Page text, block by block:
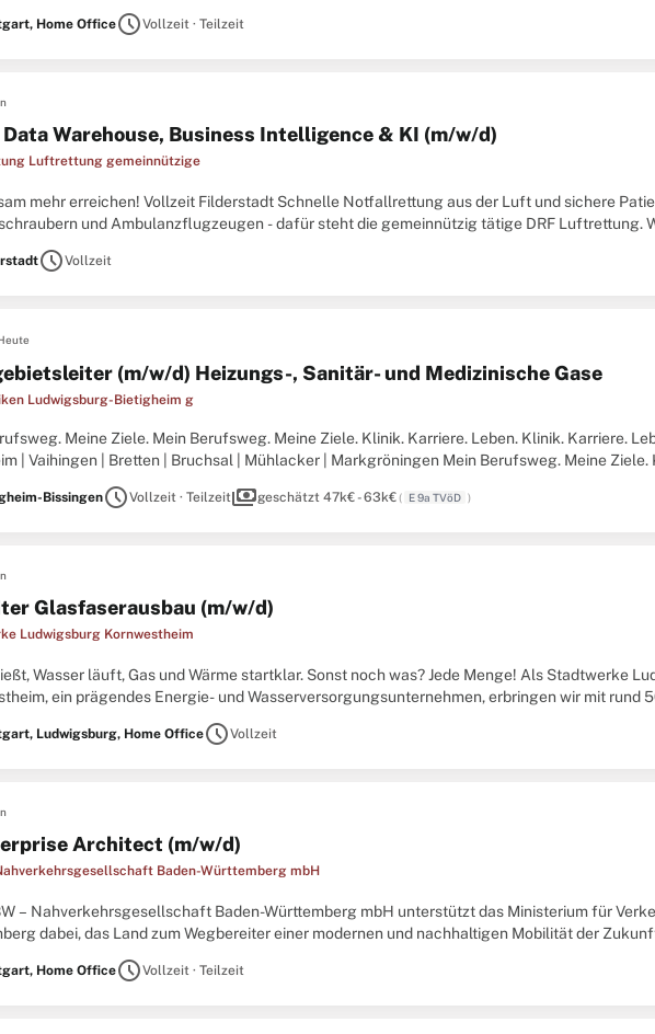
Home OfficescheduleVollzeit · Teilzeit
Warehouse, Business Intelligence & KI (m/w/d)
Luftrettung gemeinnützige
mehr erreichen! Vollzeit Filderstadt Schnelle Notfallrettung aus der Luft und sichere
und Ambulanzflugzeugen - dafür steht die gemeinnützig tätige DRF Luftrettung.
scheduleVollzeit
(m/w/d) Heizungs-, Sanitär- und Medizinische Gase
Ludwigsburg-Bietigheim g
Meine Ziele. Mein Berufsweg. Meine Ziele. Klinik. Karriere. Leben. Klinik. Karriere.
| Vaihingen | Bretten | Bruchsal | Mühlacker | Markgröningen Mein Berufsweg. Meine Ziele.
BissingenscheduleVollzeit · Teilzeitpaymentsgeschätzt 47k€ - 63k€( E 9a TVöD )
Glasfaserausbau (m/w/d)
Ludwigsburg Kornwestheim
Wasser läuft, Gas und Wärme startklar. Sonst noch was? Jede Menge! Als Stadtwerke
ein prägendes Energie- und Wasserversorgungsunternehmen, erbringen wir mit rund
Ludwigsburg, Home OfficescheduleVollzeit
Architect (m/w/d)
Baden-Württemberg mbH
– Nahverkehrsgesellschaft Baden-Württemberg mbH unterstützt das Ministerium für
dabei, das Land zum Wegbereiter einer modernen und nachhaltigen Mobilität der
Home OfficescheduleVollzeit · Teilzeit